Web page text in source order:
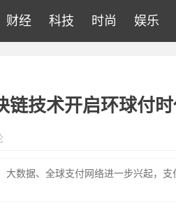
财经 科技 时尚 娱乐
链技术开启环球付
数据、全球支付网络进一步兴起，支